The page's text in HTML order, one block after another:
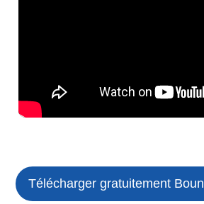
Télécharger gratuitement